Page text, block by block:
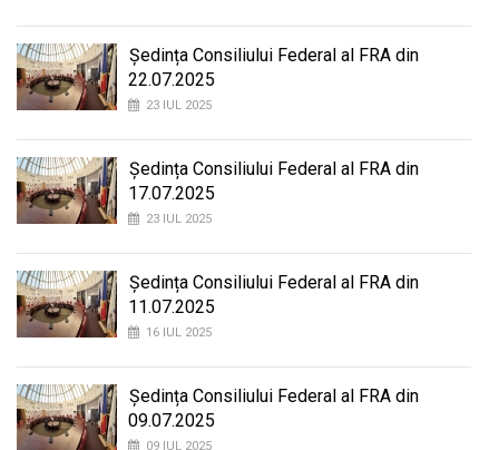
Ședința Consiliului Federal al FRA din
22.07.2025
23 IUL 2025
Ședința Consiliului Federal al FRA din
17.07.2025
23 IUL 2025
Ședința Consiliului Federal al FRA din
11.07.2025
16 IUL 2025
Ședința Consiliului Federal al FRA din
09.07.2025
09 IUL 2025